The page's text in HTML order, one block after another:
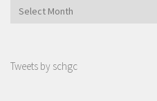
Archives
Tweets by schgc